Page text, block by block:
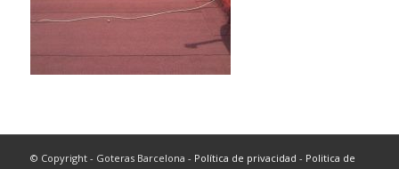
© Copyright - Goteras Barcelona - Política de privacidad - Politica de